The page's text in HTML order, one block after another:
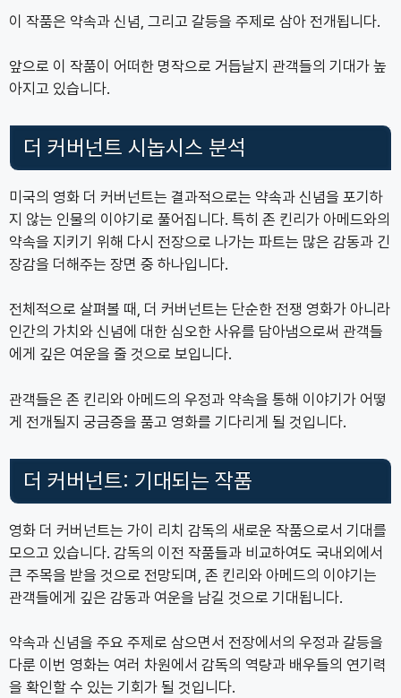
이 작품은 약속과 신념, 그리고 갈등을 주제로 삼아 전개됩니다.
앞으로 이 작품이 어떠한 명작으로 거듭날지 관객들의 기대가 높
아지고 있습니다.
더 커버넌트 시놉시스 분석
미국의 영화 더 커버넌트는 결과적으로는 약속과 신념을 포기하
지 않는 인물의 이야기로 풀어집니다. 특히 존 킨리가 아메드와의
약속을 지키기 위해 다시 전장으로 나가는 파트는 많은 감동과 긴
장감을 더해주는 장면 중 하나입니다.
전체적으로 살펴볼 때, 더 커버넌트는 단순한 전쟁 영화가 아니라
인간의 가치와 신념에 대한 심오한 사유를 담아냄으로써 관객들
에게 깊은 여운을 줄 것으로 보입니다.
관객들은 존 킨리와 아메드의 우정과 약속을 통해 이야기가 어떻
게 전개될지 궁금증을 품고 영화를 기다리게 될 것입니다.
더 커버넌트: 기대되는 작품
영화 더 커버넌트는 가이 리치 감독의 새로운 작품으로서 기대를
모으고 있습니다. 감독의 이전 작품들과 비교하여도 국내외에서
큰 주목을 받을 것으로 전망되며, 존 킨리와 아메드의 이야기는
관객들에게 깊은 감동과 여운을 남길 것으로 기대됩니다.
약속과 신념을 주요 주제로 삼으면서 전장에서의 우정과 갈등을
다룬 이번 영화는 여러 차원에서 감독의 역량과 배우들의 연기력
을 확인할 수 있는 기회가 될 것입니다.